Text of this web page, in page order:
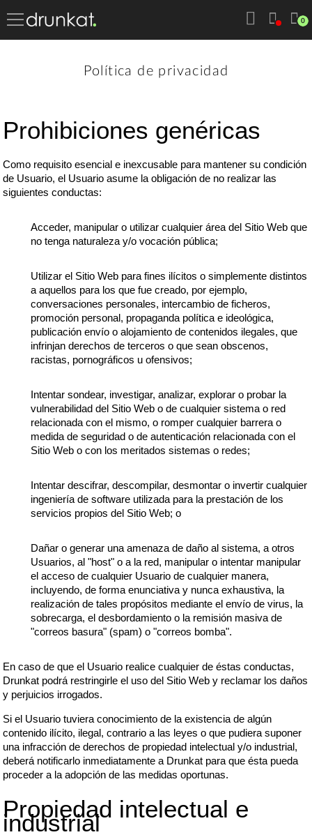
0
Política de privacidad
Prohibiciones genéricas
Como requisito esencial e inexcusable para mantener su condición
de Usuario, el Usuario asume la obligación de no realizar las
siguientes conductas:
Acceder, manipular o utilizar cualquier área del Sitio Web que
no tenga naturaleza y/o vocación pública;
Utilizar el Sitio Web para fines ilícitos o simplemente distintos
a aquellos para los que fue creado, por ejemplo,
conversaciones personales, intercambio de ficheros,
promoción personal, propaganda política e ideológica,
publicación envío o alojamiento de contenidos ilegales, que
infrinjan derechos de terceros o que sean obscenos,
racistas, pornográficos u ofensivos;
Intentar sondear, investigar, analizar, explorar o probar la
vulnerabilidad del Sitio Web o de cualquier sistema o red
relacionada con el mismo, o romper cualquier barrera o
medida de seguridad o de autenticación relacionada con el
Sitio Web o con los meritados sistemas o redes;
Intentar descifrar, descompilar, desmontar o invertir cualquier
ingeniería de software utilizada para la prestación de los
servicios propios del Sitio Web; o
Dañar o generar una amenaza de daño al sistema, a otros
Usuarios, al "host" o a la red, manipular o intentar manipular
el acceso de cualquier Usuario de cualquier manera,
incluyendo, de forma enunciativa y nunca exhaustiva, la
realización de tales propósitos mediante el envío de virus, la
sobrecarga, el desbordamiento o la remisión masiva de
"correos basura" (spam) o "correos bomba".
En caso de que el Usuario realice cualquier de éstas conductas,
Drunkat podrá restringirle el uso del Sitio Web y reclamar los daños
y perjuicios irrogados.
Si el Usuario tuviera conocimiento de la existencia de algún
contenido ilícito, ilegal, contrario a las leyes o que pudiera suponer
una infracción de derechos de propiedad intelectual y/o industrial,
deberá notificarlo inmediatamente a Drunkat para que ésta pueda
proceder a la adopción de las medidas oportunas.
Propiedad intelectual e
industrial